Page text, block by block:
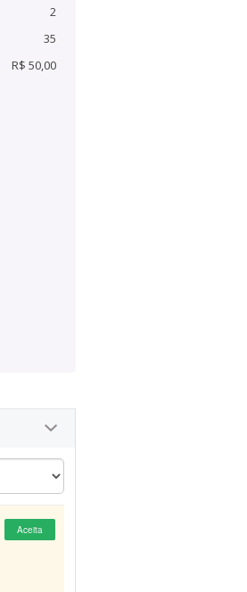
2
35
R$ 50,00
Aceita